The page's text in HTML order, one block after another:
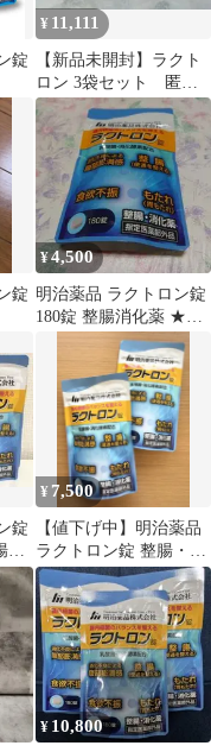
錠
¥ 11,111
【新品未開封】ラクト
ロン 3袋セット 匿名
配送
錠
¥4,500
明治薬品 ラクトロン錠
180錠 整腸消化薬 ★★
届きたて ★★
錠
消
¥ 7,500
【値下げ中】明治薬品
ラクトロン錠 整腸・消
化薬 180錠×2セット
¥ 10,800